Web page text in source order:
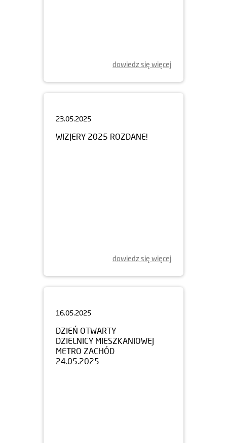
dowiedz się więcej
WIZJERY 2025 ROZDANE!
dowiedz się więcej
DZIEŃ OTWARTY
DZIELNICY MIESZKANIOWEJ
METRO ZACHÓD
24.05.2025